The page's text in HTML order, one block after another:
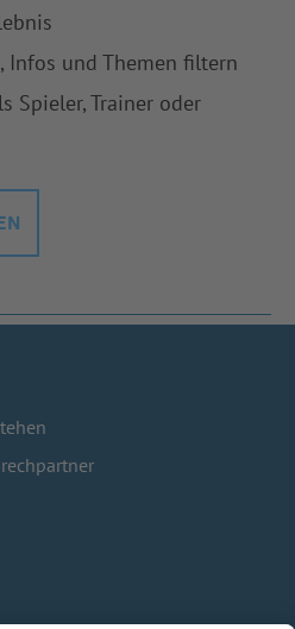
Infos und Themen filtern
Spieler, Trainer oder